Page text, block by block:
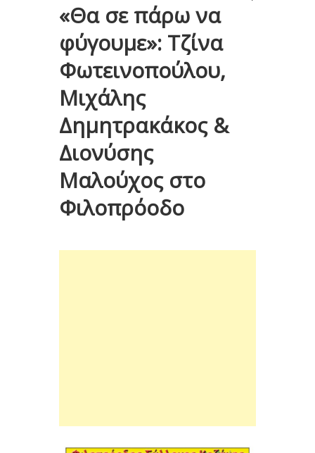
« Θα σε πάρω να
φύγουμε»: Τζίνα
Φωτεινοπούλου,
Μιχάλης
Δημητρακάκος &
Διονύσης
Μαλούχος στο
Φιλοπρόοδο